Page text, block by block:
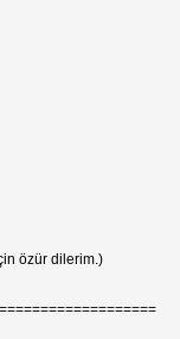
özür dilerim.)